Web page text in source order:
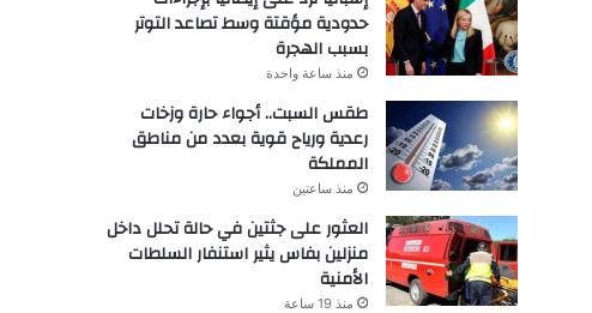
حدودية مؤقتة وسط تصاعد التوتر
بسبب الهجرة
منذ ساعة واحدة
طقس السبت.. أجواء حارة وزخات
رعدية ورياح قوية بعدد من مناطق
المملكة
منذ ساعتين
العثور على جثتين في حالة تحلل داخل
منزلين بفاس يثير استنفار السلطات
الأمنية
منذ 19 ساعة